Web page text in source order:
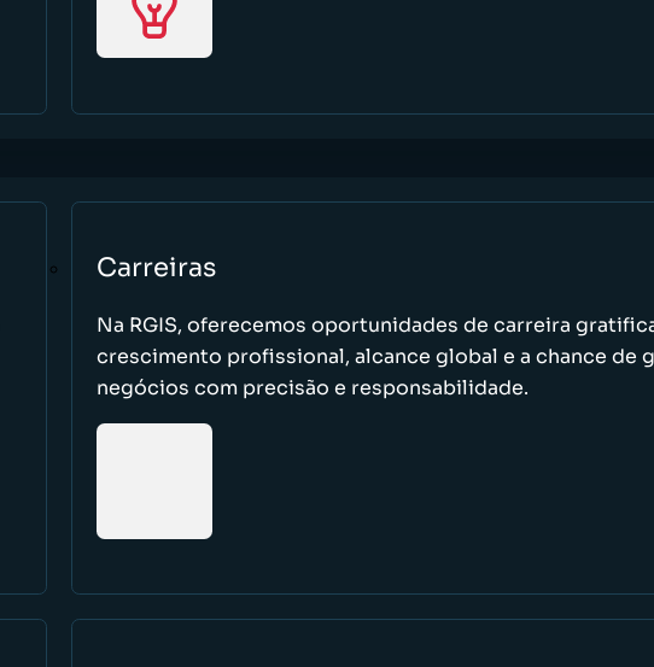
Carreiras
Na RGIS, oferecemos oportunidades de carreira
crescimento profissional, alcance global e a chance de
negócios com precisão e responsabilidade.